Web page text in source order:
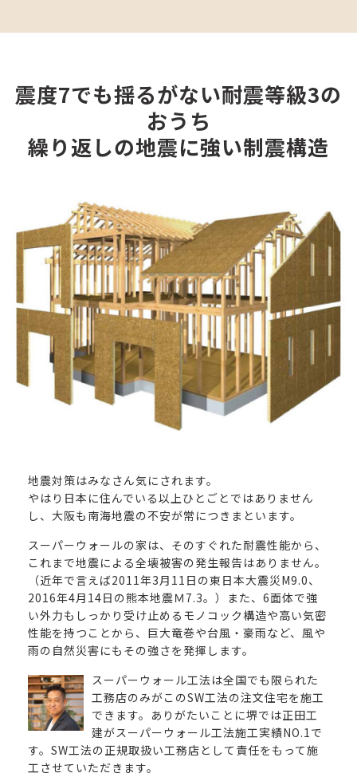
震度7でも揺るがない耐震等級3の
おうち
繰り返しの地震に強い制震構造
地震対策はみなさん気にされます。
やはり日本に住んでいる以上ひとごとではありません
し、大阪も南海地震の不安が常につきまといます。
スーパーウォールの家は、そのすぐれた耐震性能から、
これまで地震による全壊被害の発生報告はありません。
（近年で言えば2011年3月11日の東日本大震災M9.0、
2016年4月14日の熊本地震Ｍ7.3。）また、6面体で強
い外力もしっかり受け止めるモノコック構造や高い気密
性能を持つことから、巨大竜巻や台風・豪雨など、風や
雨の自然災害にもその強さを発揮します。
スーパーウォール工法は全国でも限られた
工務店のみがこのSW工法の注文住宅を施工
できます。ありがたいことに堺では正田工
建がスーパーウォール工法施工実績NO.1で
す。SW工法の正規取扱い工務店として責任をもって施
工させていただきます。